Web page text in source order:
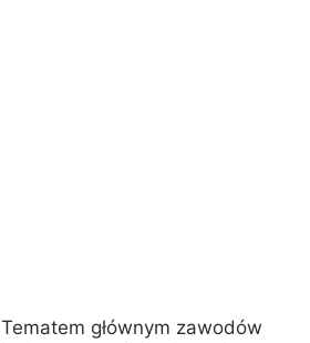
Tematem głównym zawodów